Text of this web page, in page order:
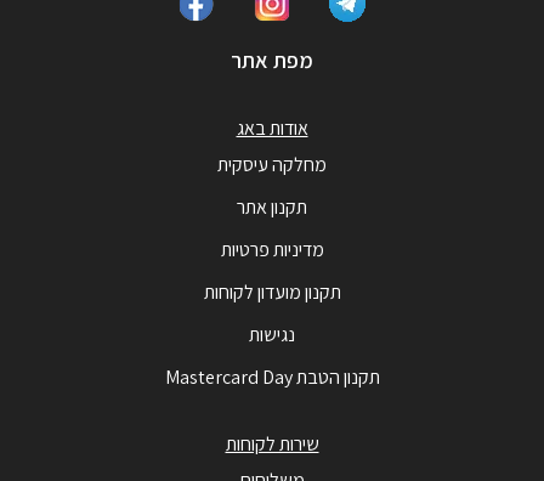
מפת אתר
אודות באג
מחלקה עיסקית
תקנון אתר
מדיניות פרטיות
תקנון מועדון לקוחות
נגישות
תקנון הטבת Mastercard Day
שירות לקוחות